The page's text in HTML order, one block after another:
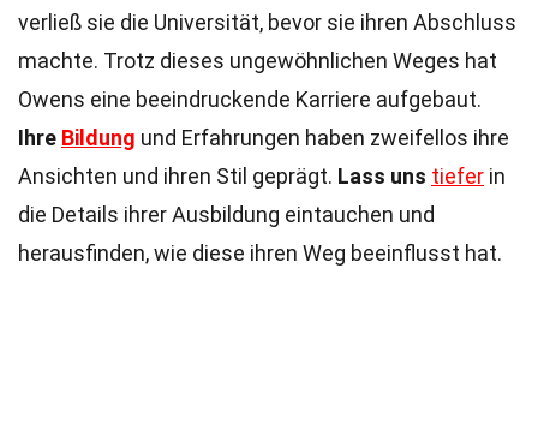
verließ sie die Universität, bevor sie ihren Abschluss
machte. Trotz dieses ungewöhnlichen Weges hat
Owens eine beeindruckende Karriere aufgebaut.
Ihre Bildung und Erfahrungen haben zweifellos ihre
Ansichten und ihren Stil geprägt. Lass uns tiefer in
die Details ihrer Ausbildung eintauchen und
herausfinden, wie diese ihren Weg beeinflusst hat.